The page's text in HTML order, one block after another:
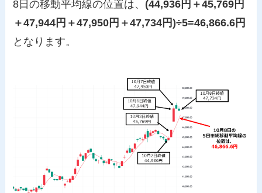
8日の移動平均線の位置は、 (44,936円＋45,769円
＋47,944円＋47,950円＋47,734円)÷5=46,866.6円
となります。